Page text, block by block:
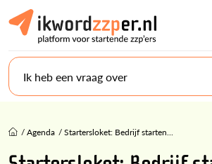
Ik heb een vraag over
/Agenda /Startersloket: Bedrijf starten...